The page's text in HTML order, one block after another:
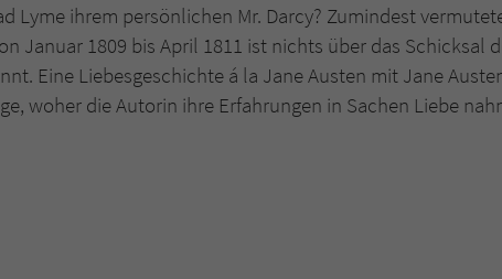
Lyme ihrem persönlichen Mr. Darcy? Zumindest
Januar 1809 bis April 1811 ist nichts über das Schicksal
Eine Liebesgeschichte á la Jane Austen mit Jane
woher die Autorin ihre Erfahrungen in Sachen Liebe
Zweck Cookie für Kommentare einzelner Buchtitel
Name fe_typo_user